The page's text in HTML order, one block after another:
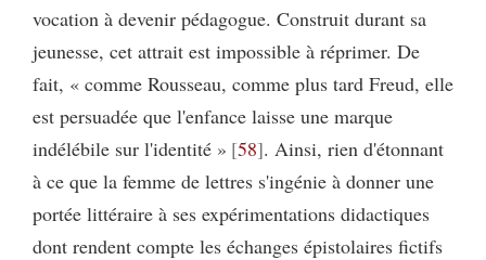
vocation à devenir pédagogue. Construit durant sa
jeunesse, cet attrait est impossible à réprimer. De
fait, « comme Rousseau, comme plus tard Freud, elle
est persuadée que l'enfance laisse une marque
indélébile sur l'identité » 58 . Ainsi, rien d'étonnant
à ce que la femme de lettres s'ingénie à donner une
portée littéraire à ses expérimentations didactiques
dont rendent compte les échanges épistolaires fictifs